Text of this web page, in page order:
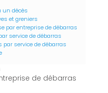
un décès
et greniers
par entreprise de débarras
service de débarras
service de débarras
de débarras